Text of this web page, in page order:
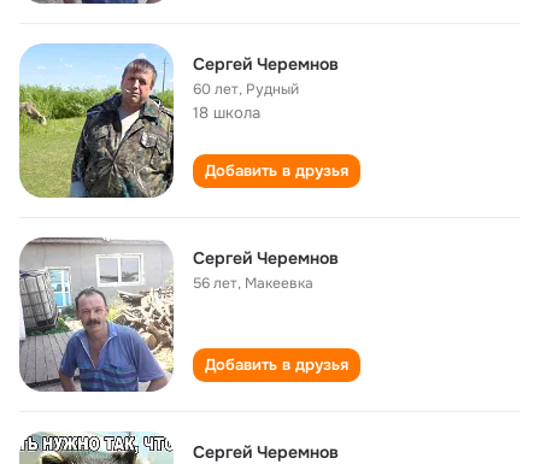
Сергей Черемнов
60 лет, Рудный
18 школа
Добавить в друзья
Сергей Черемнов
56 лет, Макеевка
Добавить в друзья
Сергей Черемнов